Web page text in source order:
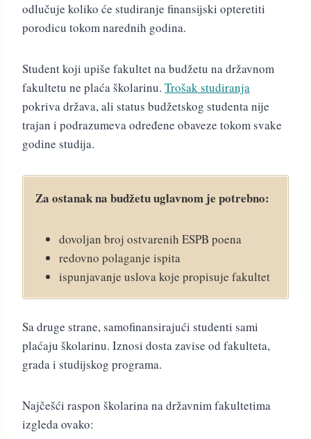
odlučuje koliko će studiranje finansijski opteretiti
porodicu tokom narednih godina.
Student koji upiše fakultet na budžetu na državnom
fakultetu ne plaća školarinu. Trošak studiranja
pokriva država, ali status budžetskog studenta nije
trajan i podrazumeva određene obaveze tokom svake
godine studija.
Za ostanak na budžetu uglavnom je potrebno:
dovoljan broj ostvarenih ESPB poena
redovno polaganje ispita
ispunjavanje uslova koje propisuje fakultet
Sa druge strane, samofinansirajući studenti sami
plaćaju školarinu. Iznosi dosta zavise od fakulteta,
grada i studijskog programa.
Najčešći raspon školarina na državnim fakultetima
izgleda ovako: